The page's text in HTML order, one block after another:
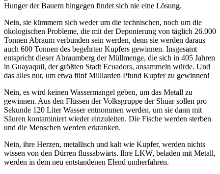
Hunger der Bauern hingegen findet sich nie eine Lösung.
Nein, sie kümmern sich weder um die technischen, noch um die
ökologischen Probleme, die mit der Deponierung von täglich 26.000
Tonnen Abraum verbunden sein werden, denn sie werden daraus
auch 600 Tonnen des begehrten Kupfers gewinnen. Insgesamt
entspricht dieser Abraumberg der Müllmenge, die sich in 405 Jahren
in Guayaquil, der größten Stadt Ecuadors, ansammeln würde. Und
das alles nur, um etwa fünf Milliarden Pfund Kupfer zu gewinnen!
Nein, es wird keinen Wassermangel geben, um das Metall zu
gewinnen. Aus den Flüssen der Volksgruppe der Shuar sollen pro
Sekunde 120 Liter Wasser entnommen werden, um sie dann mit
Säuren kontaminiert wieder einzuleiten. Die Fische werden sterben
und die Menschen werden erkranken.
Nein, ihre Herzen, metallisch und kalt wie Kupfer, werden nichts
wissen von den Dürren flussabwärts. Ihre LKW, beladen mit Metall,
werden in dem neu entstandenen Elend umherfahren.